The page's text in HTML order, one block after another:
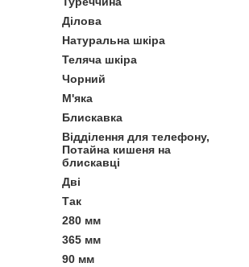
Ділова
Натуральна шкіра
Теляча шкіра
Чорний
М'яка
Блискавка
Відділення для телефону,
Потайна кишеня на
блискавці
Дві
Так
280 мм
365 мм
90 мм